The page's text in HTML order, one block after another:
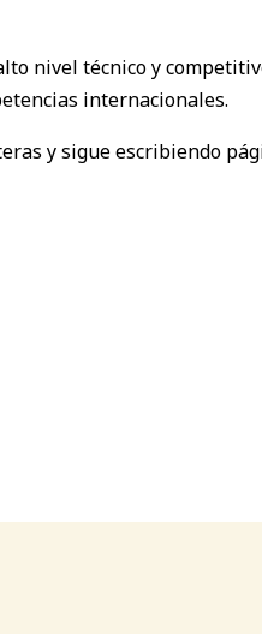
nivel técnico y
internacionales.
y sigue escribiendo